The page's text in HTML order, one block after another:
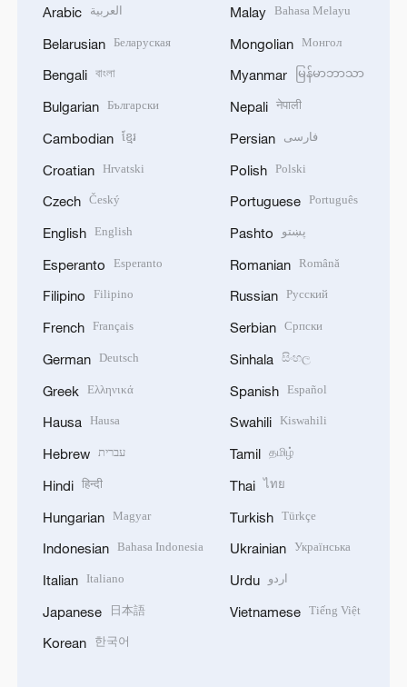
Arabic العربية
Belarusian Беларуская
Bengali বাংলা
Bulgarian Български
Cambodian ខ្មែរ
Croatian Hrvatski
Czech Český
English English
Esperanto Esperanto
Filipino Filipino
French Français
German Deutsch
Greek Ελληνικά
Hausa Hausa
Hebrew עברית
Hindi हिन्दी
Hungarian Magyar
Indonesian Bahasa Indonesia
Italian Italiano
Japanese 日本語
Korean 한국어
Malay Bahasa Melayu
Mongolian Монгол
Myanmar မြန်မာဘာသာ
Nepali नेपाली
Persian فارسی
Polish Polski
Portuguese Português
Pashto پښتو
Romanian Română
Russian Русский
Serbian Српски
Sinhala සිංහල
Spanish Español
Swahili Kiswahili
Tamil தமிழ்
Thai ไทย
Turkish Türkçe
Ukrainian Українська
Urdu اردو
Vietnamese Tiếng Việt